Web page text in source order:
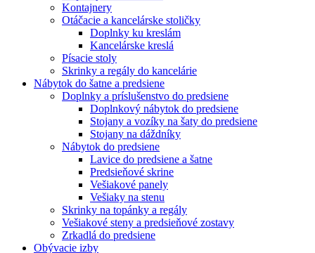
Kontajnery
Otáčacie a kancelárske stoličky
Doplnky ku kreslám
Kancelárske kreslá
Písacie stoly
Skrinky a regály do kancelárie
Nábytok do šatne a predsiene
Doplnky a príslušenstvo do predsiene
Doplnkový nábytok do predsiene
Stojany a vozíky na šaty do predsiene
Stojany na dáždníky
Nábytok do predsiene
Lavice do predsiene a šatne
Predsieňové skrine
Vešiakové panely
Vešiaky na stenu
Skrinky na topánky a regály
Vešiakové steny a predsieňové zostavy
Zrkadlá do predsiene
Obývacie izby